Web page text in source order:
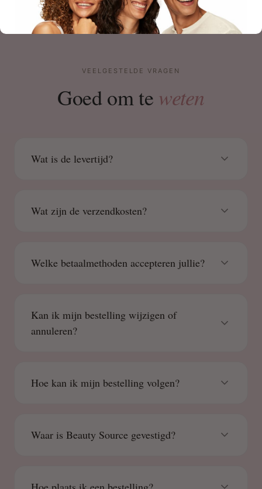
VEELGESTELDE VRAGEN
Goed om te weten
Wat is de levertijd?
Wat zijn de verzendkosten?
Welke betaalmethoden accepteren jullie?
Kan ik mijn bestelling wijzigen of
annuleren?
Hoe kan ik mijn bestelling volgen?
Waar is Beauty Source gevestigd?